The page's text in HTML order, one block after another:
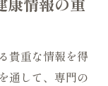
貴重な情報を得
通して、専門の